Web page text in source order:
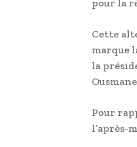
pour la
Cette
marque
la
Pour
l’après-